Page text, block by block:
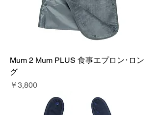
Mum 2 Mum PLUS 食事エプロン･ロン
グ
価格
￥3,800